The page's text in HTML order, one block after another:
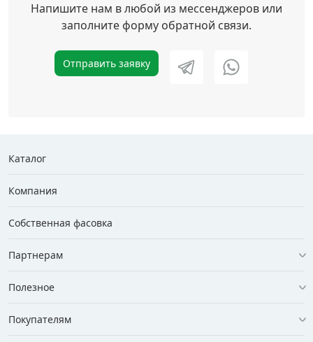
Напишите нам в любой из мессенджеров или
заполните форму обратной связи.
Отправить заявку
Каталог
Компания
Собственная фасовка
Партнерам
Полезное
Покупателям